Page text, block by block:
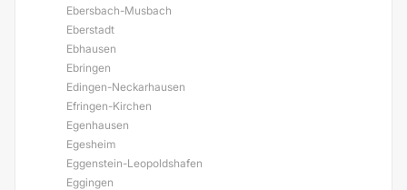
Ebersbach-Musbach
Eberstadt
Ebhausen
Ebringen
Edingen-Neckarhausen
Efringen-Kirchen
Egenhausen
Egesheim
Eggenstein-Leopoldshafen
Eggingen